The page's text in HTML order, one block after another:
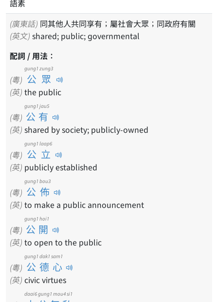
語素
(廣東話) 同其他人共同享有；屬社會大眾；同政府有關
(英文) shared; public; governmental
配詞 / 用法：
(粵) 公眾
gung1 zung3
(英) the public
(粵) 公有
gung1 jau5
(英) shared by society; publicly-owned
(粵) 公立
gung1 laap6
(英) publicly established
(粵) 公佈
gung1 bou3
(英) to make a public announcement
(粵) 公開
gung1 hoi1
(英) to open to the public
(粵) 公德心
gung1 dak1 sam1
(英) civic virtues
daai6 gung1 mou4 si1